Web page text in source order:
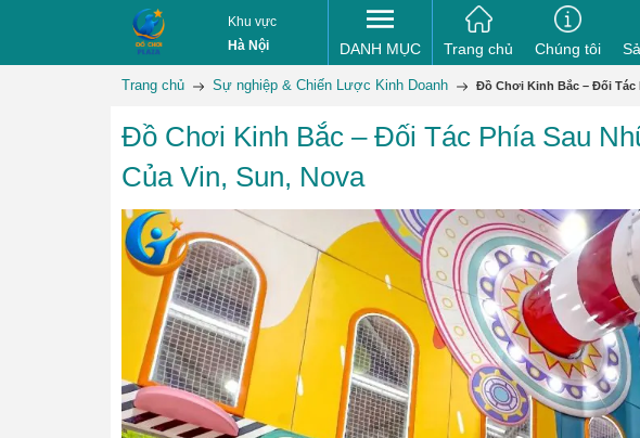
Khu vực
Hà Nội
DANH MỤC Trang chủ Chúng tôi
Trang chủ Sự nghiệp & Chiến Lược Kinh Doanh Đồ Chơi Kinh Bắc – Đối Tác
Đồ Chơi Kinh Bắc – Đối Tác Phía Sau
Của Vin, Sun, Nova